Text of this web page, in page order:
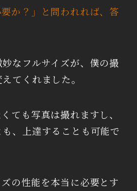
要か？」と問われれば、答
なフルサイズが、僕の撮
てくれました。
ても写真は撮れますし、
、上達することも可能で
の性能を本当に必要とす